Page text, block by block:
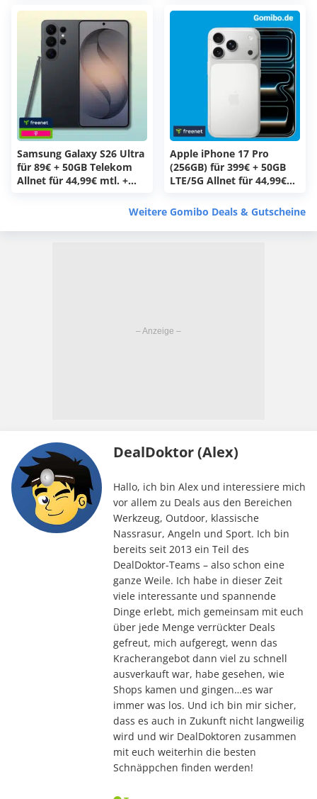
für 19,99€/Monat + 0€
Anschlussgebühr (otelo
Allnet-Flat Classic)
(congstar Allnet Flat XL)
Samsung Galaxy S26 Ultra
für 89€ + 50GB Telekom
Allnet für 44,99€ mtl. +
Apple iPhone 17 Pro
(256GB) für 399€ + 50GB
LTE/5G Allnet für 44,99€
+ 50€ Cashback (freenet
Weitere Gomibo Deals & Gutscheine
DealDoktor (Alex)
Hallo, ich bin Alex und interessiere mich
vor allem zu Deals aus den Bereichen
Werkzeug, Outdoor, klassische
Nassrasur, Angeln und Sport. Ich bin
bereits seit 2013 ein Teil des
DealDoktor-Teams – also schon eine
ganze Weile. Ich habe in dieser Zeit
viele interessante und spannende
Dinge erlebt, mich gemeinsam mit euch
über jede Menge verrückter Deals
gefreut, mich aufgeregt, wenn das
Kracherangebot dann viel zu schnell
ausverkauft war, habe gesehen, wie
Shops kamen und gingen…es war
immer was los. Und ich bin mir sicher,
dass es auch in Zukunft nicht langweilig
wird und wir DealDoktoren zusammen
mit euch weiterhin die besten
Schnäppchen finden werden!